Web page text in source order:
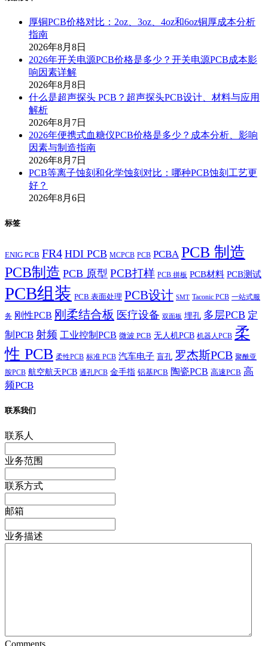
厚铜PCB价格对比：2oz、3oz、4oz和6oz铜厚成本分析
指南
2026年8月8日
2026年开关电源PCB价格是多少？开关电源PCB成本影
响因素详解
2026年8月8日
什么是超声探头 PCB？超声探头PCB设计、材料与应用
解析
2026年8月7日
2026年便携式血糖仪PCB价格是多少？成本分析、影响
因素与制造指南
2026年8月7日
PCB等离子蚀刻和化学蚀刻对比：哪种PCB蚀刻工艺更
好？
2026年8月6日
标签
ENIG PCB FR4 HDI PCB MCPCB PCB PCBA PCB 制造
PCB制造 PCB 原型 PCB打样 PCB 拼板 PCB材料 PCB测试
PCB组装 PCB 表面处理 PCB设计 SMT Taconic PCB 一站式服
务 刚性PCB 刚柔结合板 医疗设备 双面板 埋孔 多层PCB 定
制PCB 射频 工业控制PCB 微波 PCB 无人机PCB 机器人PCB 柔
性 PCB 柔性PCB 标准 PCB 汽车电子 盲孔 罗杰斯PCB 聚酰亚
胺PCB 航空航天PCB 通孔PCB 金手指 铝基PCB 陶瓷PCB 高速PCB 高
频PCB
联系我们
联系人
业务范围
联系方式
邮箱
业务描述
Comments